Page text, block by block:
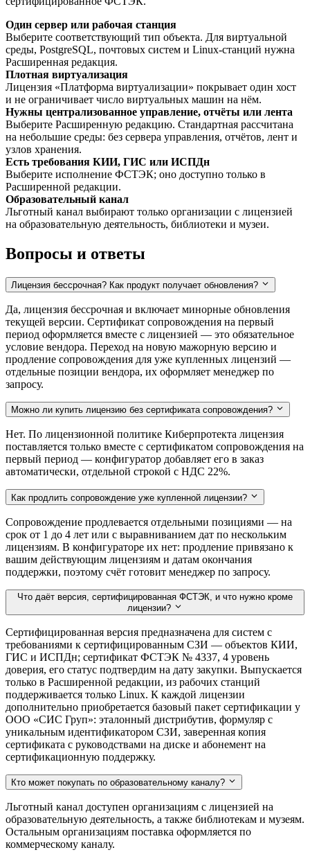
Один сервер или рабочая станция
Выберите соответствующий тип объекта. Для виртуальной
среды, PostgreSQL, почтовых систем и Linux-станций нужна
Расширенная редакция.
Плотная виртуализация
Лицензия «Платформа виртуализации» покрывает один хост
и не ограничивает число виртуальных машин на нём.
Нужны централизованное управление, отчёты или лента
Выберите Расширенную редакцию. Стандартная рассчитана
на небольшие среды: без сервера управления, отчётов, лент и
узлов хранения.
Есть требования КИИ, ГИС или ИСПДн
Выберите исполнение ФСТЭК; оно доступно только в
Расширенной редакции.
Образовательный канал
Льготный канал выбирают только организации с лицензией
на образовательную деятельность, библиотеки и музеи.
Вопросы и ответы
Лицензия бессрочная? Как продукт получает обновления?
Да, лицензия бессрочная и включает минорные обновления
текущей версии. Сертификат сопровождения на первый
период оформляется вместе с лицензией — это обязательное
условие вендора. Переход на новую мажорную версию и
продление сопровождения для уже купленных лицензий —
отдельные позиции вендора, их оформляет менеджер по
запросу.
Можно ли купить лицензию без сертификата сопровождения?
Нет. По лицензионной политике Киберпротекта лицензия
поставляется только вместе с сертификатом сопровождения на
первый период — конфигуратор добавляет его в заказ
автоматически, отдельной строкой с НДС 22%.
Как продлить сопровождение уже купленной лицензии?
Сопровождение продлевается отдельными позициями — на
срок от 1 до 4 лет или с выравниванием дат по нескольким
лицензиям. В конфигураторе их нет: продление привязано к
вашим действующим лицензиям и датам окончания
поддержки, поэтому счёт готовит менеджер по запросу.
Что даёт версия, сертифицированная ФСТЭК, и что нужно кроме
лицензии?
Сертифицированная версия предназначена для систем с
требованиями к сертифицированным СЗИ — объектов КИИ,
ГИС и ИСПДн; сертификат ФСТЭК № 4337, 4 уровень
доверия, его статус подтвердим на дату закупки. Выпускается
только в Расширенной редакции, из рабочих станций
поддерживается только Linux. К каждой лицензии
дополнительно приобретается базовый пакет сертификации у
ООО «СИС Груп»: эталонный дистрибутив, формуляр с
уникальным идентификатором СЗИ, заверенная копия
сертификата с руководствами на диске и абонемент на
сертификационную поддержку.
Кто может покупать по образовательному каналу?
Льготный канал доступен организациям с лицензией на
образовательную деятельность, а также библиотекам и музеям.
Остальным организациям поставка оформляется по
коммерческому каналу.